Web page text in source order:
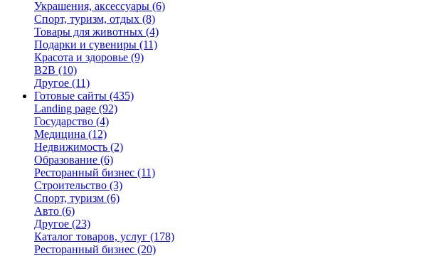
Украшения, аксессуары (6)
Спорт, туризм, отдых (8)
Товары для животных (4)
Подарки и сувениры (11)
Красота и здоровье (9)
B2B (10)
Другое (11)
Готовые сайты (435)
Landing page (92)
Государство (4)
Медицина (12)
Недвижимость (2)
Образование (6)
Ресторанный бизнес (11)
Строительство (3)
Спорт, туризм (6)
Авто (6)
Другое (23)
Каталог товаров, услуг (178)
Ресторанный бизнес (20)